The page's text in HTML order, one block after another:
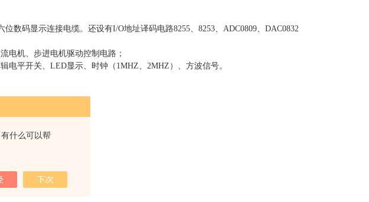
什么可以帮
数码显示连接电缆。还设有I/O地址译码电路8255、8253、ADC0809、DAC0832
电机、步进电机驱动控制电路；
电平开关、LED显示、时钟（1MHZ、2MHZ）、方波信号。
格另议）